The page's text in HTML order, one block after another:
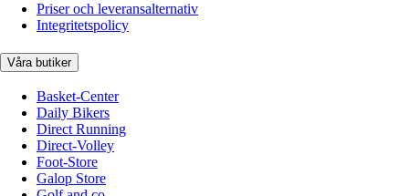
Priser och leveransalternativ
Integritetspolicy
Våra butiker
Basket-Center
Daily Bikers
Direct Running
Direct-Volley
Foot-Store
Galop Store